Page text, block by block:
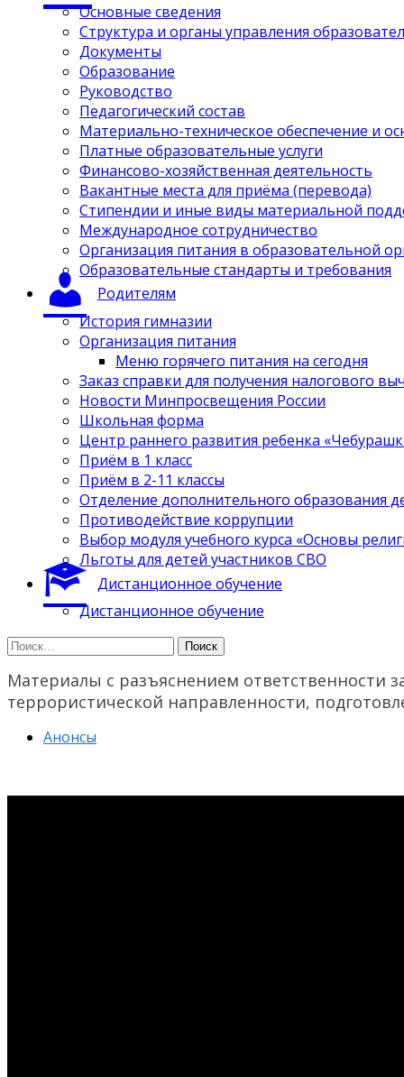
Основные сведения
Структура и органы управления
Документы
Образование
Руководство
Педагогический состав
Материально-техническое обеспечение и
Платные образовательные услуги
Финансово-хозяйственная деятельность
Вакантные места для приёма (перевода)
Стипендии и иные виды материальной
Международное сотрудничество
Организация питания в образовательной
Образовательные стандарты и требования
Родителям
История гимназии
Организация питания
Меню горячего питания на сегодня
Заказ справки для получения налогового
Новости Минпросвещения России
Школьная форма
Центр раннего развития ребенка
Приём в 1 класс
Приём в 2-11 классы
Отделение дополнительного образования
Противодействие коррупции
Выбор модуля учебного курса «Основы
Льготы для детей участников СВО
Дистанционное обучение
Дистанционное обучение
Найти:
Материалы c разъяснением ответственности
террористической направленности,
Анонсы